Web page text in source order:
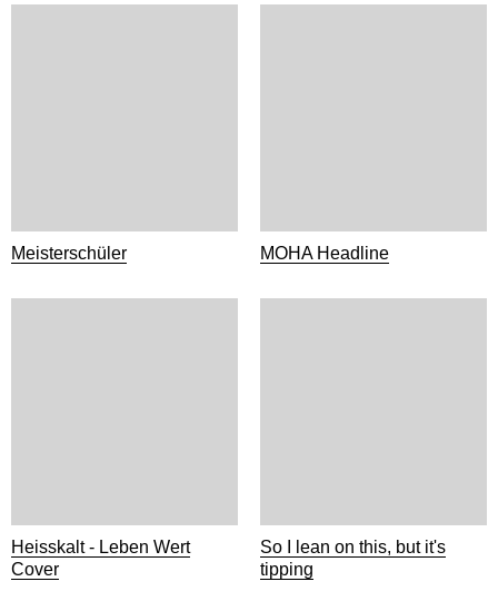
Meisterschüler MOHA Headline
Heisskalt - Leben Wert
Cover
So I lean on this, but it's
tipping